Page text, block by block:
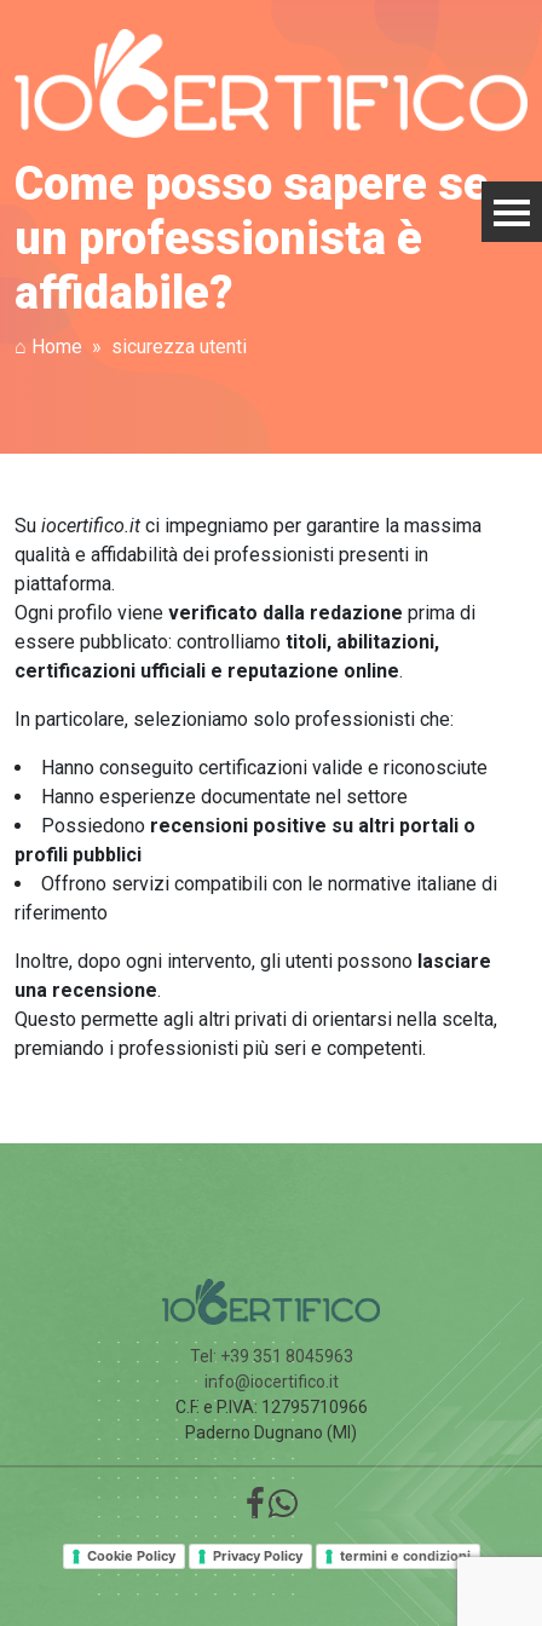
Come posso sapere se
un professionista è
affidabile?
⌂ Home sicurezza utenti
Su iocertifico.it ci impegniamo per garantire la massima
qualità e affidabilità dei professionisti presenti in
piattaforma.
Ogni profilo viene verificato dalla redazione prima di
essere pubblicato: controlliamo titoli, abilitazioni,
certificazioni ufficiali e reputazione online.
In particolare, selezioniamo solo professionisti che:
Hanno conseguito certificazioni valide e riconosciute
Hanno esperienze documentate nel settore
Possiedono recensioni positive su altri portali o
profili pubblici
Offrono servizi compatibili con le normative italiane di
riferimento
Inoltre, dopo ogni intervento, gli utenti possono lasciare
una recensione.
Questo permette agli altri privati di orientarsi nella scelta,
premiando i professionisti più seri e competenti.
Tel: +39 351 8045963
info@iocertifico.it
C.F. e P.IVA: 12795710966
Paderno Dugnano (MI)
Cookie Policy Privacy Policy termini e condizioni